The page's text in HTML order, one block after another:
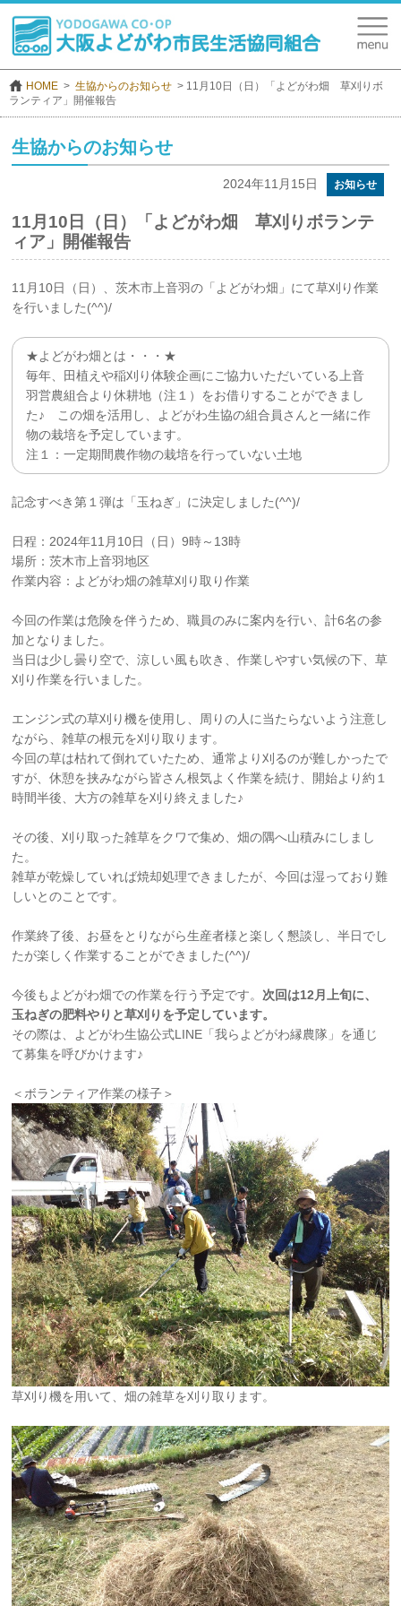
HOME 生協からのお知らせ
11月10日（日）「よどがわ畑 草刈りボ
ランティア」開催報告
生協からのお知らせ
2024年11月15日 お知らせ
11月10日（日）「よどがわ畑 草刈りボランテ
ィア」開催報告
11月10日（日）、茨木市上音羽の「よどがわ畑」にて草刈り作業
を行いました(^^)/
★よどがわ畑とは・・・★
毎年、田植えや稲刈り体験企画にご協力いただいている上音
羽営農組合より休耕地（注１）をお借りすることができまし
た♪ この畑を活用し、よどがわ生協の組合員さんと一緒に作
物の栽培を予定しています。
注１：一定期間農作物の栽培を行っていない土地
記念すべき第１弾は「玉ねぎ」に決定しました(^^)/
日程：2024年11月10日（日）9時～13時
場所：茨木市上音羽地区
作業内容：よどがわ畑の雑草刈り取り作業
今回の作業は危険を伴うため、職員のみに案内を行い、計6名の参
加となりました。
当日は少し曇り空で、涼しい風も吹き、作業しやすい気候の下、草
刈り作業を行いました。
エンジン式の草刈り機を使用し、周りの人に当たらないよう注意し
ながら、雑草の根元を刈り取ります。
今回の草は枯れて倒れていたため、通常より刈るのが難しかったで
すが、休憩を挟みながら皆さん根気よく作業を続け、開始より約１
時間半後、大方の雑草を刈り終えました♪
その後、刈り取った雑草をクワで集め、畑の隅へ山積みにしまし
た。
雑草が乾燥していれば焼却処理できましたが、今回は湿っており難
しいとのことです。
作業終了後、お昼をとりながら生産者様と楽しく懇談し、半日でし
たが楽しく作業することができました(^^)/
今後もよどがわ畑での作業を行う予定です。次回は12月上旬に、
玉ねぎの肥料やりと草刈りを予定しています。
その際は、よどがわ生協公式LINE「我らよどがわ縁農隊」を通じ
て募集を呼びかけます♪
＜ボランティア作業の様子＞
草刈り機を用いて、畑の雑草を刈り取ります。